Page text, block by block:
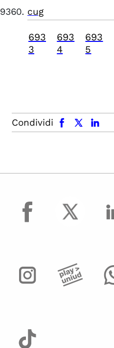
cug
693
3
693
4
693
5
Condividi
facebook x.com linkedin
facebook